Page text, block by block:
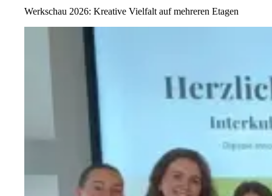
Werkschau 2026: Kreative Vielfalt auf mehreren Etagen